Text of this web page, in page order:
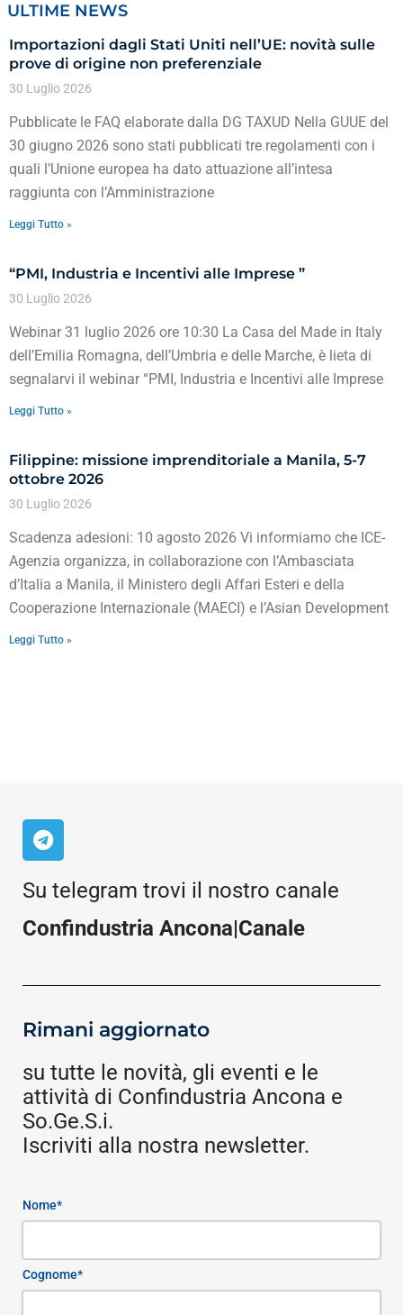
ULTIME NEWS
Importazioni dagli Stati Uniti nell’UE: novità sulle
prove di origine non preferenziale
30 Luglio 2026
Pubblicate le FAQ elaborate dalla DG TAXUD Nella GUUE del
30 giugno 2026 sono stati pubblicati tre regolamenti con i
quali l’Unione europea ha dato attuazione all’intesa
raggiunta con l’Amministrazione
Leggi Tutto »
“PMI, Industria e Incentivi alle Imprese ”
30 Luglio 2026
Webinar 31 luglio 2026 ore 10:30 La Casa del Made in Italy
dell’Emilia Romagna, dell’Umbria e delle Marche, è lieta di
segnalarvi il webinar “PMI, Industria e Incentivi alle Imprese
Leggi Tutto »
Filippine: missione imprenditoriale a Manila, 5-7
ottobre 2026
30 Luglio 2026
Scadenza adesioni: 10 agosto 2026 Vi informiamo che ICE-
Agenzia organizza, in collaborazione con l’Ambasciata
d’Italia a Manila, il Ministero degli Affari Esteri e della
Cooperazione Internazionale (MAECI) e l’Asian Development
Leggi Tutto »
Su telegram trovi il nostro canale
Confindustria Ancona|Canale
Rimani aggiornato
su tutte le novità, gli eventi e le
attività di Confindustria Ancona e
So.Ge.S.i.
Iscriviti alla nostra newsletter.
Nome*
Cognome*